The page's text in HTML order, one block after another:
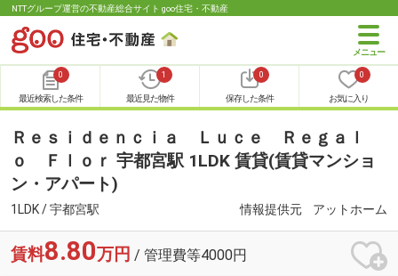
NTTグループ運営の不動産総合サイト goo住宅・不動産
0
最近検索した条件
1
最近見た物件
0
保存した条件
0
お気に入り
Ｒｅｓｉｄｅｎｃｉａ Ｌｕｃｅ Ｒｅｇａｌ
ｏ Ｆｌｏｒ 宇都宮駅 1LDK 賃貸(賃貸マンショ
ン・アパート)
1LDK / 宇都宮駅 情報提供元 アットホーム
賃料8.80万円 / 管理費等4000円